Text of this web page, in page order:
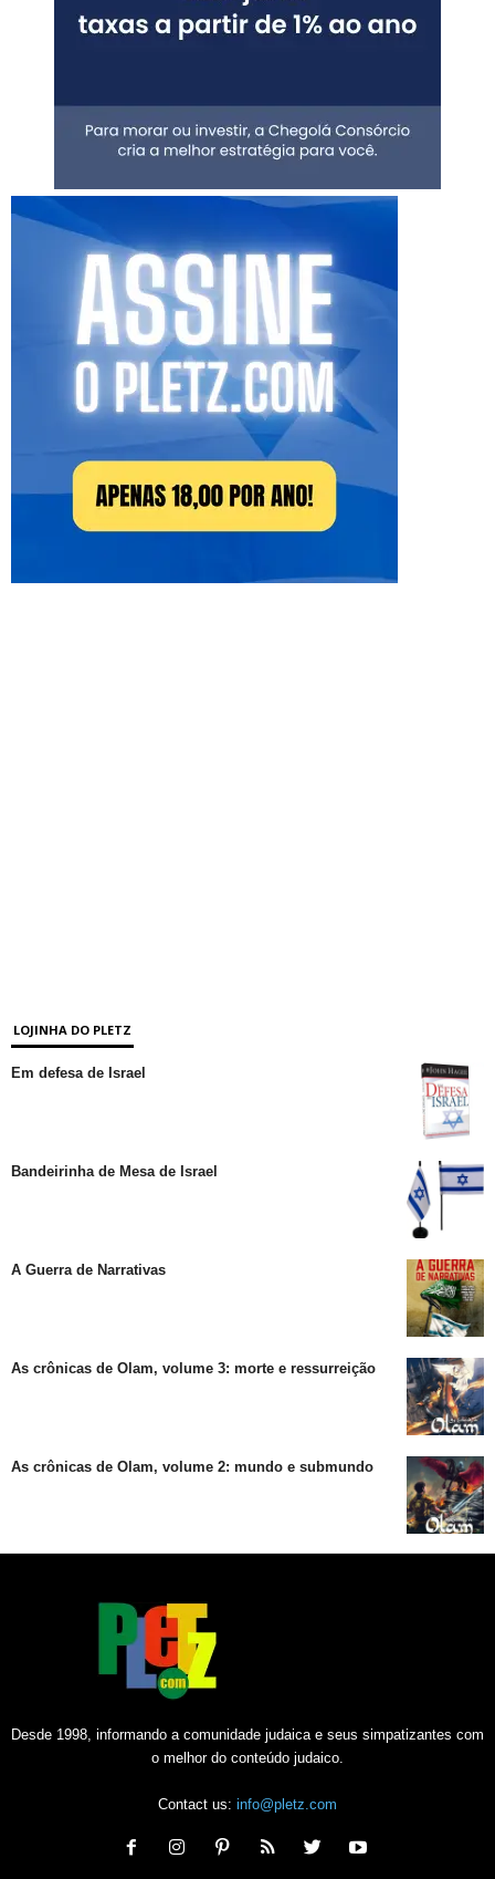
LOJINHA DO PLETZ
Em defesa de Israel
Bandeirinha de Mesa de Israel
A Guerra de Narrativas
As crônicas de Olam, volume 3: morte e ressurreição
As crônicas de Olam, volume 2: mundo e submundo
Desde 1998, informando a comunidade judaica e seus simpatizantes com
o melhor do conteúdo judaico.
Contact us: info@pletz.com